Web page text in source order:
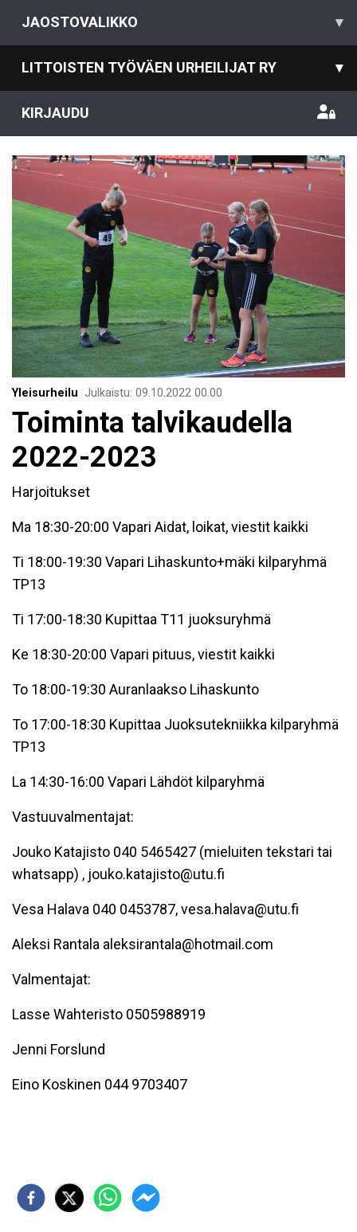
JAOSTOVALIKKO ▾
LITTOISTEN TYÖVÄEN URHEILIJAT RY ▾
KIRJAUDU
Yleisurheilu Julkaistu: 09.10.2022 00.00
Toiminta talvikaudella
2022-2023
Harjoitukset
Ma 18:30-20:00 Vapari Aidat, loikat, viestit kaikki
Ti 18:00-19:30 Vapari Lihaskunto+mäki kilparyhmä
TP13
Ti 17:00-18:30 Kupittaa T11 juoksuryhmä
Ke 18:30-20:00 Vapari pituus, viestit kaikki
To 18:00-19:30 Auranlaakso Lihaskunto
To 17:00-18:30 Kupittaa Juoksutekniikka kilparyhmä
TP13
La 14:30-16:00 Vapari Lähdöt kilparyhmä
Vastuuvalmentajat:
Jouko Katajisto 040 5465427 (mieluiten tekstari tai
whatsapp) , jouko.katajisto@utu.fi
Vesa Halava 040 0453787, vesa.halava@utu.fi
Aleksi Rantala aleksirantala@hotmail.com
Valmentajat:
Lasse Wahteristo 0505988919
Jenni Forslund
Eino Koskinen 044 9703407